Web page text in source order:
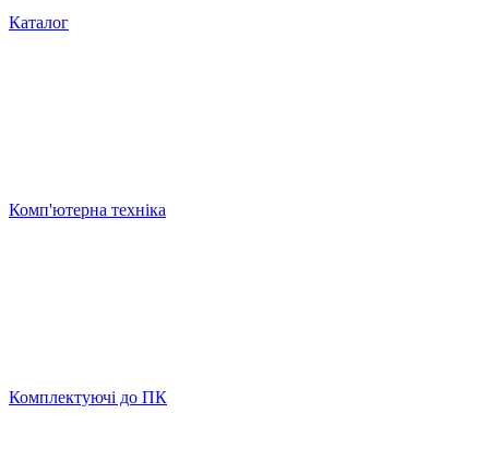
Каталог
Комп'ютерна техніка
Комплектуючі до ПК